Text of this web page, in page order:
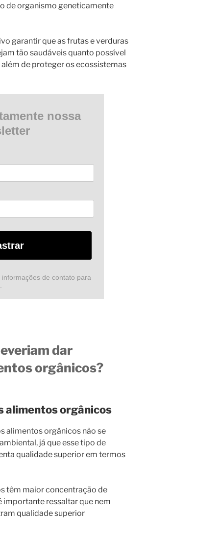
de organismo geneticamente
garantir que as frutas e verduras
tão saudáveis quanto possível
de proteger os ecossistemas
nossa
de contato para
dar
orgânicos?
alimentos orgânicos
alimentos orgânicos não se
já que esse tipo de
qualidade superior em termos
têm maior concentração de
importante ressaltar que nem
qualidade superior